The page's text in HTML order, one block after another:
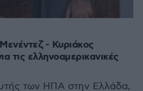
- Κυριάκος
τις ελληνοαμερικανικές
των ΗΠΑ στην Ελλάδα,